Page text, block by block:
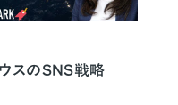
スのSNS戦略